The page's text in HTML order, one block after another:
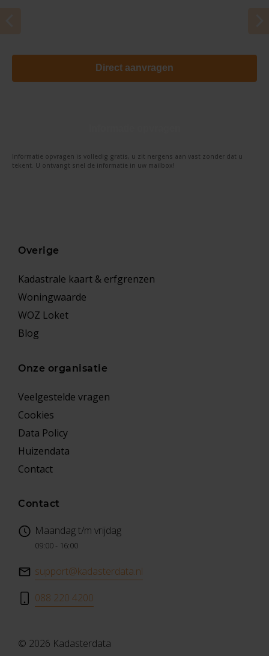
Direct aanvragen
Informatie opvragen is volledig gratis, u zit nergens aan vast zonder dat u
tekent. U ontvangt snel de informatie in uw mailbox!
Overige
Kadastrale kaart & erfgrenzen
Woningwaarde
WOZ Loket
Blog
Onze organisatie
Veelgestelde vragen
Cookies
Data Policy
Huizendata
Contact
Contact
Maandag t/m vrijdag
09:00 - 16:00
support@kadasterdata.nl
088 220 4200
© 2026 Kadasterdata